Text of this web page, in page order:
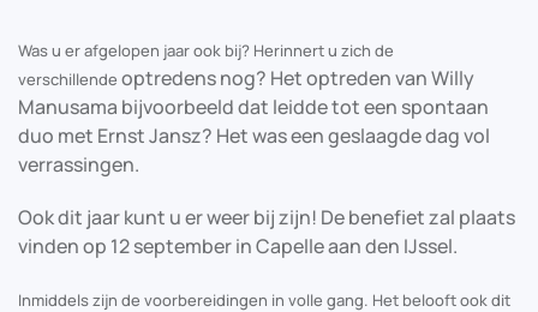
Was u er afgelopen jaar ook bij? Herinnert u zich de
verschillende optredens nog? Het optreden van Willy
Manusama bijvoorbeeld dat leidde tot een spontaan
duo met Ernst Jansz? Het was een geslaagde dag vol
verrassingen.
Ook dit jaar kunt u er weer bij zijn! De benefiet zal plaats
vinden op 12 september in Capelle aan den IJssel.
Inmiddels zijn de voorbereidingen in volle gang. Het belooft ook dit